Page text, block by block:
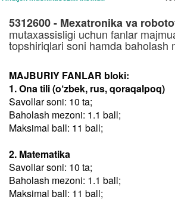
5312600 - Mexatronika va
mutaxassisligi uchun fanlar
topshiriqlari soni hamda baholash
MAJBURIY FANLAR bloki:
1. Ona tili (o‘zbek, rus, qoraqalpoq)
Savollar soni: 10 ta;
Baholash mezoni: 1.1 ball;
Maksimal ball: 11 ball;
2. Matematika
Savollar soni: 10 ta;
Baholash mezoni: 1.1 ball;
Maksimal ball: 11 ball;